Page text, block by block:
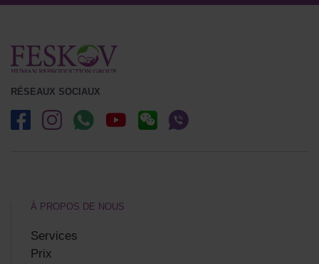
RÉSEAUX SOCIAUX
À PROPOS DE NOUS
Services
Prix